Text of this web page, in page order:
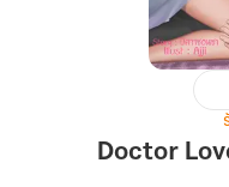
Doctor
me
Doctor